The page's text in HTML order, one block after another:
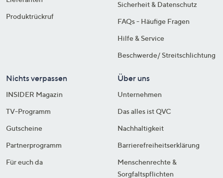
Produktrückruf
Sicherheit & Datenschutz
FAQs - Häufige Fragen
Hilfe & Service
Beschwerde/ Streitschlichtung
Nichts verpassen
INSIDER Magazin
TV-Programm
Gutscheine
Partnerprogramm
Für euch da
Über uns
Unternehmen
Das alles ist QVC
Nachhaltigkeit
Barrierefreiheitserklärung
Menschenrechte &
Sorgfaltspflichten